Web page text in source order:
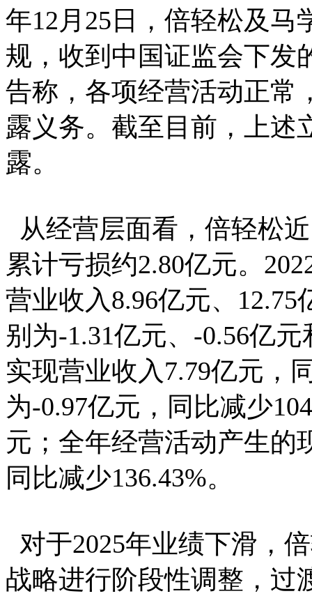
年12月25日，倍轻松及
规，收到中国证监会下发
告称，各项经营活动正常
露义务。截至目前，上述
露。
从经营层面看，倍轻松
累计亏损约2.80亿元。
营业收入8.96亿元、
别为-1.31亿元、-0.56亿
实现营业收入7.79亿元，
为-0.97亿元，同比减少
元；全年经营活动产生的
同比减少136.43%。
对于2025年业绩下滑，
战略进行阶段性调整，过